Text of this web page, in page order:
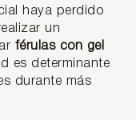
haya perdido
un
férulas con gel
es determinante
durante más